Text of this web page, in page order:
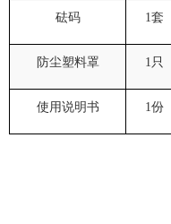
砝码 1套
防尘塑料罩 1只
使用说明书 1份